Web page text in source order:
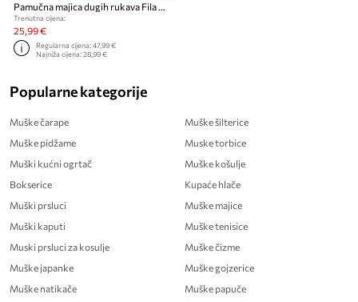
Pamučna majica dugih rukava Fila Luohe
Trenutna cijena:
25,99 €
Regularna cijena:47,99 €
Najniža cijena:28,99 €
Popularne kategorije
Muške čarape
Muške pidžame
Muški kućni ogrtač
Bokserice
Muški prsluci
Muški kaputi
Muski prsluci za kosulje
Muške japanke
Muške natikače
Muške šilterice
Muske torbice
Muške košulje
Kupaće hlače
Muške majice
Muške tenisice
Muške čizme
Muške gojzerice
Muške papuče